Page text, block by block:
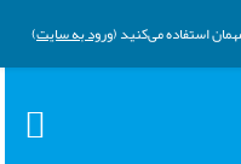
استفاده می‌کنید (ورود به سایت)